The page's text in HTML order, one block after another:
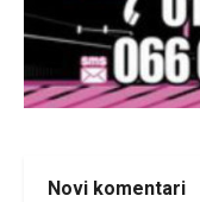
Novi komentari